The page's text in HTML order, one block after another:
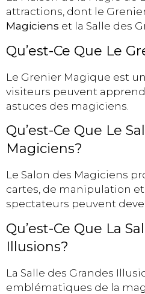
attractions, dont le
Magiciens et la Salle des
Qu’est-Ce Que Le
Le Grenier Magique est
visiteurs peuvent
astuces des magiciens.
Qu’est-Ce Que Le
Magiciens?
Le Salon des Magiciens
cartes, de manipulation
spectateurs peuvent
Qu’est-Ce Que La
Illusions?
La Salle des Grandes
emblématiques de la